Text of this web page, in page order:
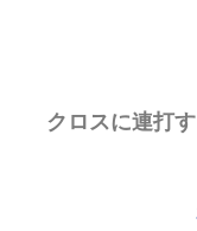
クロスに連打